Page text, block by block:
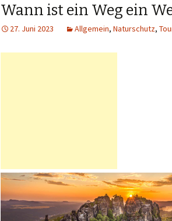
Wann ist ein Weg ein
27. Juni 2023 Allgemein, Naturschutz,